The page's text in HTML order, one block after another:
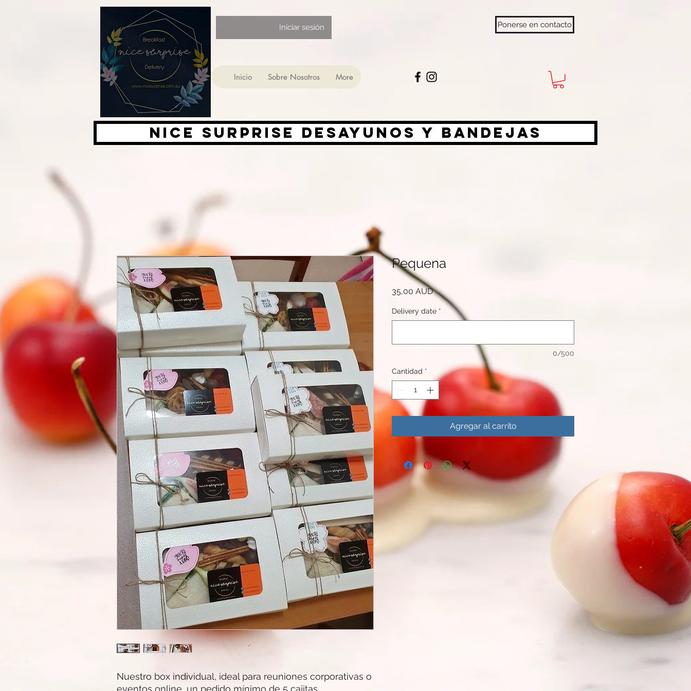
Iniciar sesión
Inicio Sobre Nosotros More
Ponerse en contacto
Nice surprise desayunos y bandejas
Nuestro box individual, ideal para reuniones corporativas o
eventos online, un pedido mínimo de 5 cajitas.
Pequena
35,00 AUDPrecio
Delivery date *
0/500
Cantidad *
Agregar al carrito